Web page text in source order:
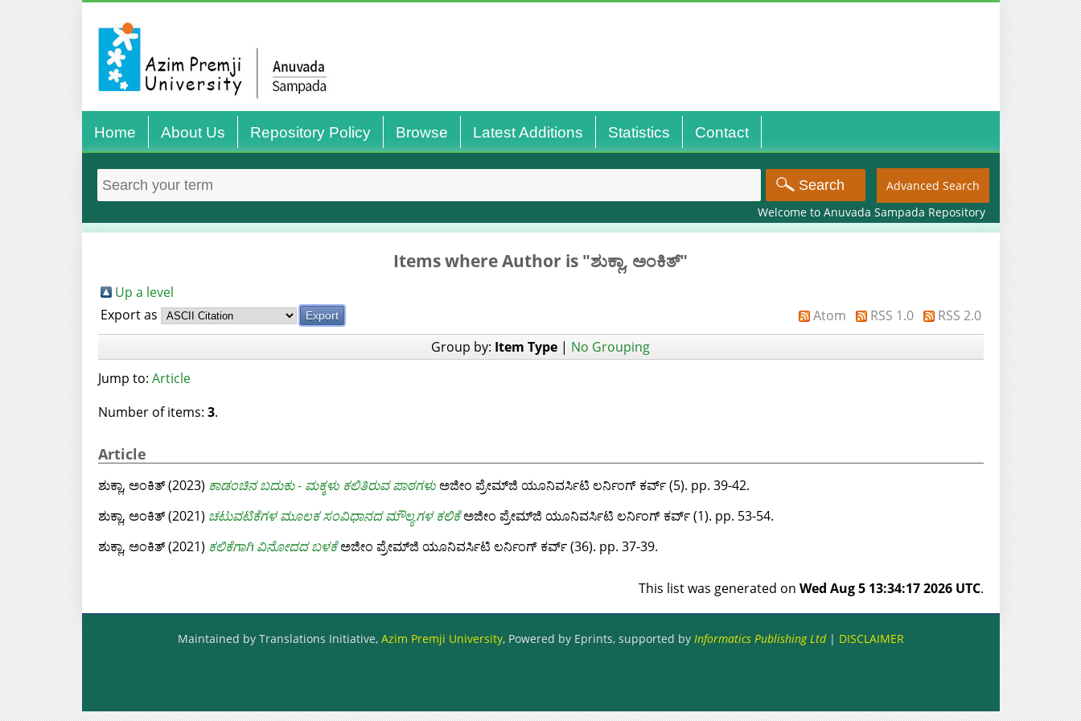
Home About Us Repository Policy Browse Latest Additions Statistics Contact
Advanced Search
Welcome to Anuvada Sampada Repository
Items where Author is "ಶುಕ್ಲಾ, ಅಂಕಿತ್‌"
Up a level
Export as
Atom RSS 1.0
RSS 2.0
Group by: Item Type | No Grouping
Jump to: Article
Number of items: 3.
Article
ಶುಕ್ಲಾ, ಅಂಕಿತ್‌(2023) ಕಾಡಂಚಿನ ಬದುಕು - ಮಕ್ಕಳು ಕಲಿತಿರುವ ಪಾಠಗಳುಅಜೀಂ ಪ್ರೇಮ್‌ಜಿ ಯೂನಿವರ್ಸಿಟಿ ಲರ್ನಿಂಗ್ ಕರ್ವ್ (5). pp. 39-42.
ಶುಕ್ಲಾ, ಅಂಕಿತ್‌(2021) ಚಟುವಟಿಕೆಗಳ ಮೂಲಕ ಸಂವಿಧಾನದ ಮೌಲ್ಯಗಳ ಕಲಿಕೆಅಜೀಂ ಪ್ರೇಮ್‌ಜಿ ಯೂನಿವರ್ಸಿಟಿ ಲರ್ನಿಂಗ್ ಕರ್ವ್ (1). pp. 53-54.
ಶುಕ್ಲಾ, ಅಂಕಿತ್‌(2021) ಕಲಿಕೆಗಾಗಿ ವಿನೋದದ ಬಳಕೆಅಜೀಂ ಪ್ರೇಮ್‌ಜಿ ಯೂನಿವರ್ಸಿಟಿ ಲರ್ನಿಂಗ್ ಕರ್ವ್ (36). pp. 37-39.
This list was generated on Wed Aug 5 13:34:17 2026 UTC.
Maintained by Translations Initiative, Azim Premji University, Powered by Eprints, supported by Informatics Publishing Ltd| DISCLAIMER